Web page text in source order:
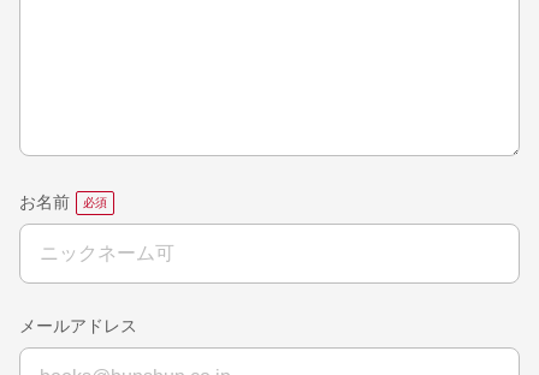
お名前
メールアドレス